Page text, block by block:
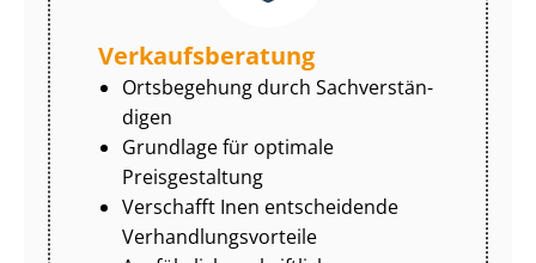
Ver­kaufs­be­ra­tung
Ortsbegehung durch Sach­ver­stän­
di­gen
Grundlage für optimale
Preisgestaltung
Verschafft Inen entscheidende
Ver­hand­lungs­vor­tei­le